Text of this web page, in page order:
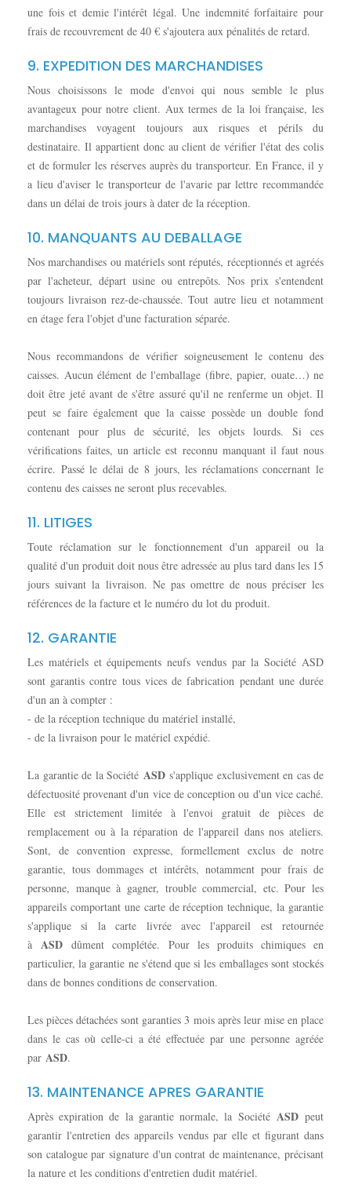
une fois et demie l'intérêt légal. Une indemnité forfaitaire pour
frais de recouvrement de 40 € s'ajoutera aux pénalités de retard.
9. EXPEDITION DES MARCHANDISES
Nous choisissons le mode d'envoi qui nous semble le plus
avantageux pour notre client. Aux termes de la loi française, les
marchandises voyagent toujours aux risques et périls du
destinataire. Il appartient donc au client de vérifier l'état des colis
et de formuler les réserves auprès du transporteur. En France, il y
a lieu d'aviser le transporteur de l'avarie par lettre recommandée
dans un délai de trois jours à dater de la réception.
10. MANQUANTS AU DEBALLAGE
Nos marchandises ou matériels sont réputés, réceptionnés et agréés
par l'acheteur, départ usine ou entrepôts. Nos prix s'entendent
toujours livraison rez-de-chaussée. Tout autre lieu et notamment
en étage fera l'objet d'une facturation séparée.
Nous recommandons de vérifier soigneusement le contenu des
caisses. Aucun élément de l'emballage (fibre, papier, ouate…) ne
doit être jeté avant de s'être assuré qu'il ne renferme un objet. Il
peut se faire également que la caisse possède un double fond
contenant pour plus de sécurité, les objets lourds. Si ces
vérifications faites, un article est reconnu manquant il faut nous
écrire. Passé le délai de 8 jours, les réclamations concernant le
contenu des caisses ne seront plus recevables.
11. LITIGES
Toute réclamation sur le fonctionnement d'un appareil ou la
qualité d'un produit doit nous être adressée au plus tard dans les 15
jours suivant la livraison. Ne pas omettre de nous préciser les
références de la facture et le numéro du lot du produit.
12. GARANTIE
Les matériels et équipements neufs vendus par la Société ASD
sont garantis contre tous vices de fabrication pendant une durée
d'un an à compter :
- de la réception technique du matériel installé,
- de la livraison pour le matériel expédié.
La garantie de la Société ASDs'applique exclusivement en cas de
défectuosité provenant d'un vice de conception ou d'un vice caché.
Elle est strictement limitée à l'envoi gratuit de pièces de
remplacement ou à la réparation de l'appareil dans nos ateliers.
Sont, de convention expresse, formellement exclus de notre
garantie, tous dommages et intérêts, notamment pour frais de
personne, manque à gagner, trouble commercial, etc. Pour les
appareils comportant une carte de réception technique, la garantie
s'applique si la carte livrée avec l'appareil est retournée
à ASD dûment complétée. Pour les produits chimiques en
particulier, la garantie ne s'étend que si les emballages sont stockés
dans de bonnes conditions de conservation.
Les pièces détachées sont garanties 3 mois après leur mise en place
dans le cas où celle-ci a été effectuée par une personne agréée
par ASD.
13. MAINTENANCE APRES GARANTIE
Après expiration de la garantie normale, la Société ASDpeut
garantir l'entretien des appareils vendus par elle et figurant dans
son catalogue par signature d'un contrat de maintenance, précisant
la nature et les conditions d'entretien dudit matériel.